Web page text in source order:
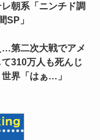
朝系「ニンチド調
SP」
…第二次大戦でアメ
310万人も死んじ
界「はぁ…」